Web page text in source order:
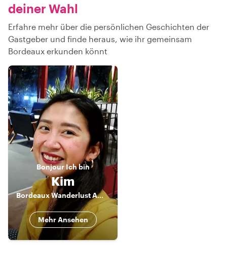
deiner Wahl
Erfahre mehr über die persönlichen Geschichten der
Gastgeber und finde heraus, wie ihr gemeinsam
Bordeaux erkunden könnt
BonjourIch bin
Kim
Bordeaux Wanderlust Ambassador
Mehr Ansehen